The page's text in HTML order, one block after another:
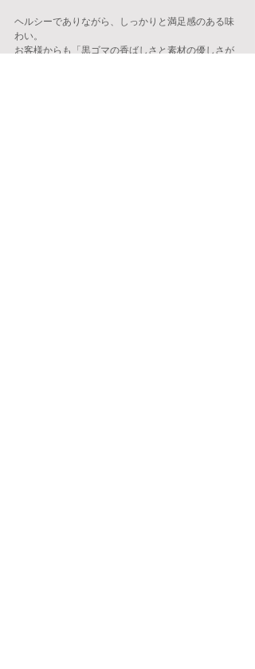
ヘルシーでありながら、しっかりと満足感のある味
わい。
お客様からも「黒ゴマの香ばしさと素材の優しさが